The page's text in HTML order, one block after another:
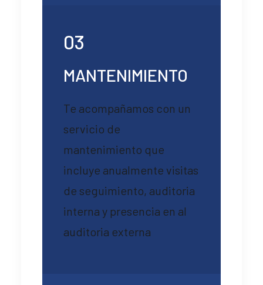
03
MANTENIMIENTO
Te acompañamos con un
servicio de
mantenimiento que
incluye anualmente visitas
de seguimiento, auditoria
interna y presencia en al
auditoria externa